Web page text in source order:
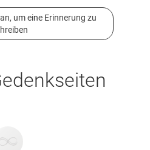
um eine Erinnerung zu